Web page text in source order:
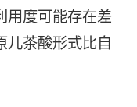
用度可能存在差
儿茶酸形式比自